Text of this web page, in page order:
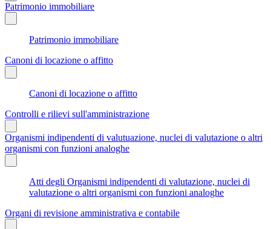
Patrimonio immobiliare
Patrimonio immobiliare
Canoni di locazione o affitto
Canoni di locazione o affitto
Controlli e rilievi sull'amministrazione
Organismi indipendenti di valutuazione, nuclei di valutazione o altri
organismi con funzioni analoghe
Atti degli Organismi indipendenti di valutazione, nuclei di
valutazione o altri organismi con funzioni analoghe
Organi di revisione amministrativa e contabile